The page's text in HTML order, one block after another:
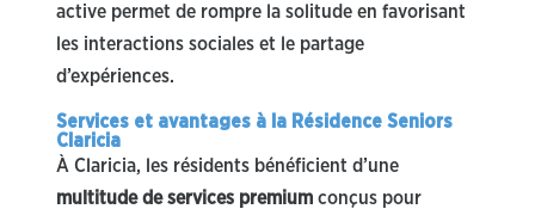
active permet de rompre la solitude en favorisant
les interactions sociales et le partage
d’expériences.
Services et avantages à la Résidence Seniors
Claricia
À Claricia, les résidents bénéficient d’une
multitude de services premiumconçus pour